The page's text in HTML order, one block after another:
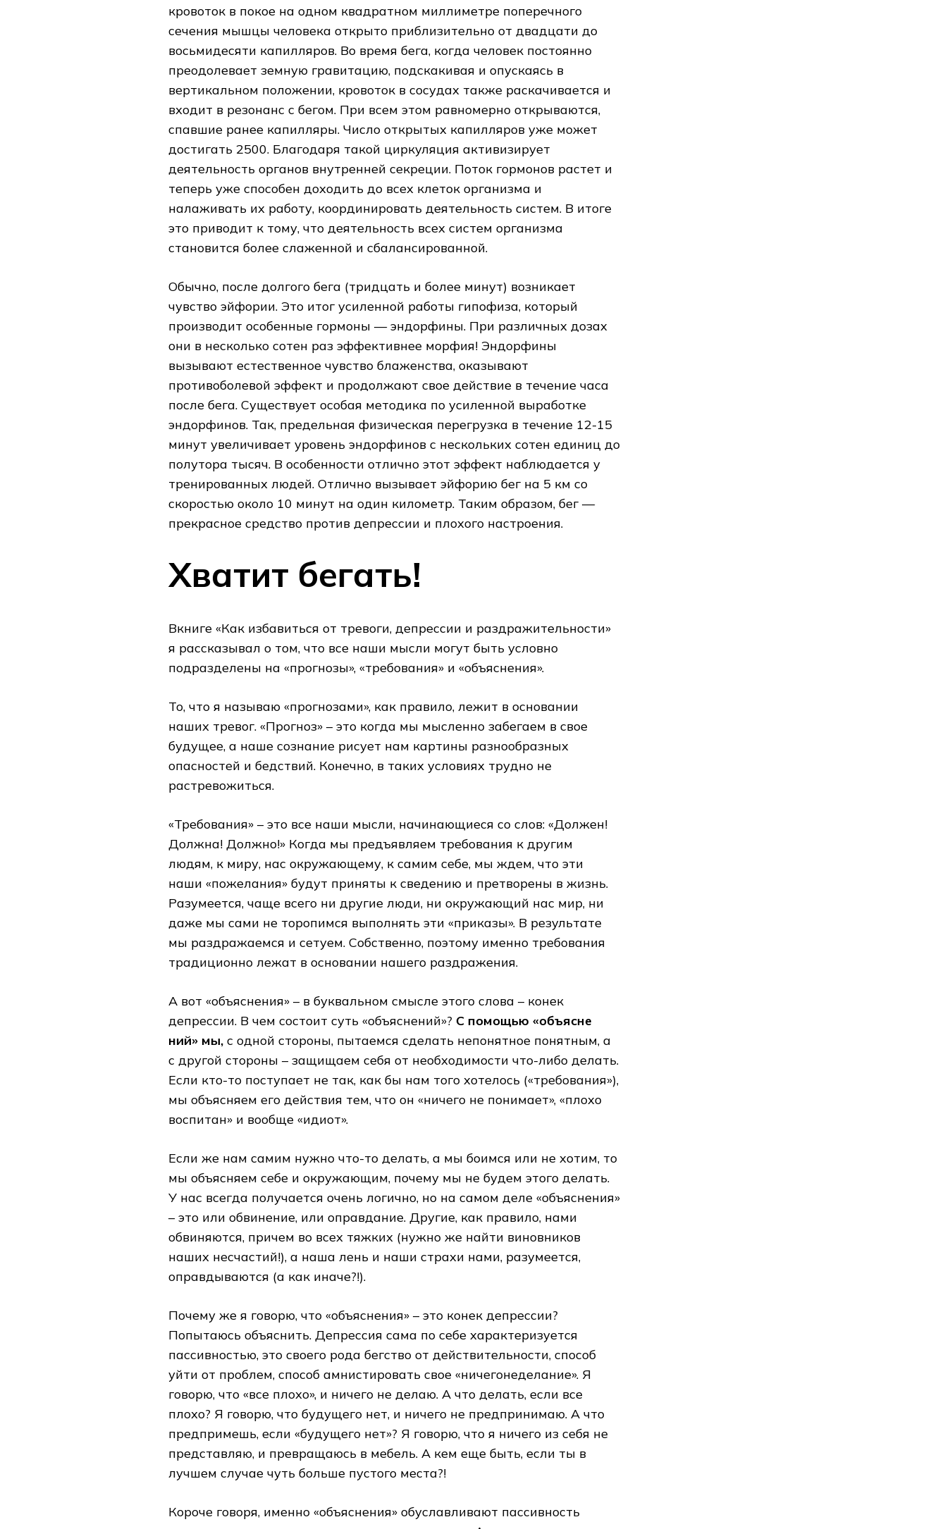
кровоток в покое на одном квадратном миллиметре поперечного
сечения мышцы человека открыто приблизительно от двадцати до
восьмидесяти капилляров. Во время бега, когда человек постоянно
преодолевает земную гравитацию, подскакивая и опускаясь в
вертикальном положении, кровоток в сосудах также раскачивается и
входит в резонанс с бегом. При всем этом равномерно открываются,
спавшие ранее капилляры. Число открытых капилляров уже может
достигать 2500. Благодаря такой циркуляция активизирует
деятельность органов внутренней секреции. Поток гормонов растет и
теперь уже способен доходить до всех клеток организма и
налаживать их работу, координировать деятельность систем. В итоге
это приводит к тому, что деятельность всех систем организма
становится более слаженной и сбалансированной.
Обычно, после долгого бега (тридцать и более минут) возникает
чувство эйфории. Это итог усиленной работы гипофиза, который
производит особенные гормоны — эндорфины. При различных дозах
они в несколько сотен раз эффективнее морфия! Эндорфины
вызывают естественное чувство блаженства, оказывают
противоболевой эффект и продолжают свое действие в течение часа
после бега. Существует особая методика по усиленной выработке
эндорфинов. Так, предельная физическая перегрузка в течение 12-15
минут увеличивает уровень эндорфинов с нескольких сотен единиц до
полутора тысяч. В особенности отлично этот эффект наблюдается у
тренированных людей. Отлично вызывает эйфорию бег на 5 км со
скоростью около 10 минут на один километр. Таким образом, бег —
прекрасное средство против депрессии и плохого настроения.
Хватит бегать!
Вкниге «Как избавиться от тревоги, депрессии и раздражительности»
я рассказывал о том, что все наши мысли могут быть условно
подразделены на «прогнозы», «требования» и «объяснения».
То, что я называю «прогнозами», как правило, лежит в основании
наших тревог. «Прогноз» – это когда мы мысленно забегаем в свое
будущее, а наше сознание рисует нам картины разнообразных
опасностей и бедствий. Конечно, в таких условиях трудно не
растревожиться.
«Требования» – это все наши мысли, начинающиеся со слов: «Должен!
Должна! Должно!» Когда мы предъявляем требования к другим
людям, к миру, нас окружающему, к самим себе, мы ждем, что эти
наши «пожелания» будут приняты к сведению и претворены в жизнь.
Разумеется, чаще всего ни другие люди, ни окружающий нас мир, ни
даже мы сами не торопимся выполнять эти «приказы». В результате
мы раздражаемся и сетуем. Собственно, поэтому именно требования
традиционно лежат в основании нашего раздражения.
А вот «объяснения» – в буквальном смысле этого слова – конек
депрессии. В чем состоит суть «объяснений»? С помощью «объясне
ний» мы, с одной стороны, пытаемся сделать непонятное понятным, а
с другой стороны – защищаем себя от необходимости что-либо делать.
Если кто-то поступает не так, как бы нам того хотелось («требования»),
мы объясняем его действия тем, что он «ничего не понимает», «плохо
воспитан» и вообще «идиот».
Если же нам самим нужно что-то делать, а мы боимся или не хотим, то
мы объясняем себе и окружающим, почему мы не будем этого делать.
У нас всегда получается очень логично, но на самом деле «объяснения»
– это или обвинение, или оправдание. Другие, как правило, нами
обвиняются, причем во всех тяжких (нужно же найти виновников
наших несчастий!), а наша лень и наши страхи нами, разумеется,
оправдываются (а как иначе?!).
Почему же я говорю, что «объяснения» – это конек депрессии?
Попытаюсь объяснить. Депрессия сама по себе характеризуется
пассивностью, это своего рода бегство от действительности, способ
уйти от проблем, способ амнистировать свое «ничегонеделание». Я
говорю, что «все плохо», и ничего не делаю. А что делать, если все
плохо? Я говорю, что будущего нет, и ничего не предпринимаю. А что
предпримешь, если «будущего нет»? Я говорю, что я ничего из себя не
представляю, и превращаюсь в мебель. А кем еще быть, если ты в
лучшем случае чуть больше пустого места?!
Короче говоря, именно «объяснения» обуславливают пассивность